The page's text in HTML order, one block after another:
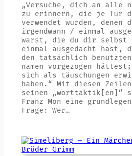
„Versuche, dich an alle
zu erinnern, die je für
verwendet wurden, denen
irgendwann / einmal
warst, die du dir selbst
einmal ausgedacht hast,
den tatsächlich
namen vorgezogen
sich als täuschungen
haben.“ Mit diesen
seinen „worttaktik[en]“
Franz Mon eine
Frage: Wer…